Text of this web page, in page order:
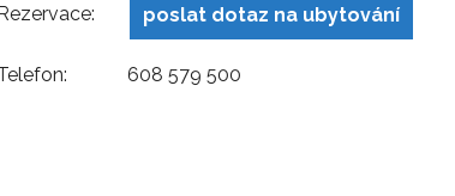
poslat dotaz na ubytování
608 579 500